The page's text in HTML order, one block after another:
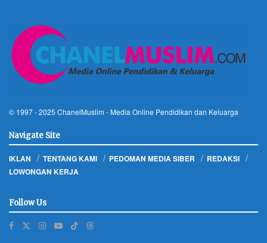
© 1997 - 2025 ChanelMuslim - Media Online Pendidikan dan Keluarga
Navigate Site
IKLAN TENTANG KAMI PEDOMAN MEDIA SIBER
REDAKSI
LOWONGAN KERJA
Follow Us